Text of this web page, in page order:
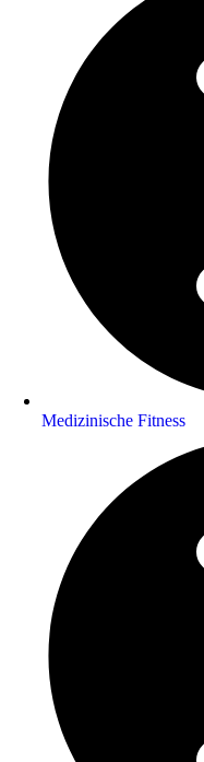
Medizinische Fitness